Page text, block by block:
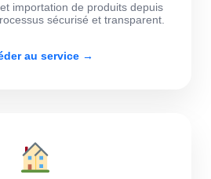
importation de produits depuis
sécurisé et transparent.
au service →